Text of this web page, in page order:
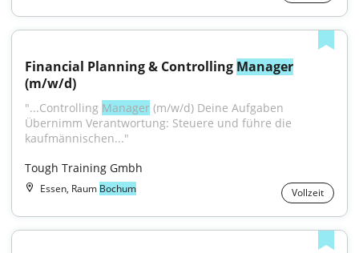
Financial Planning & Controlling Manager
(m/w/d)
"...Controlling Manager (m/w/d) Deine Aufgaben
Übernimm Verantwortung: Steuere und führe die
kaufmännischen..."
Tough Training Gmbh
Essen, Raum Bochum Vollzeit